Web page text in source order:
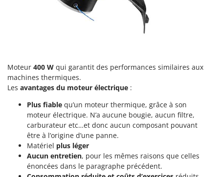
Machines pour la transformation des fruits
Motoculteurs
Motofaucheuses
Motopompes pour irrigation
Moulins à céréales électriques
Moulins à farine
Nettoyeurs et Balais à vapeur
Nettoyeurs haute pression
Ferrari Group
Ferroni
FIAC
FIEM
Fimar
FINI
Fiorentini
Moteur 400 W qui garantit des performances similaires aux
machines thermiques.
Les avantages du moteur électrique :
Plus fiable qu’un moteur thermique, grâce à son
moteur électrique. N’a aucune bougie, aucun filtre,
carburateur etc…et donc aucun composant pouvant
être à l’origine d’une panne.
Matériel plus léger
Aucun entretien, pour les mêmes raisons que celles
énoncées dans le paragraphe précédent.